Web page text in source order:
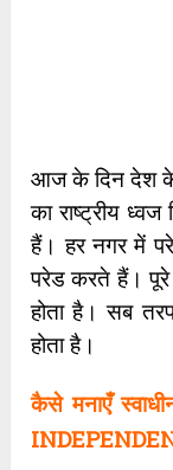
आज के दिन देश के
का राष्ट्रीय
हैं। हर नगर में
परेड करते हैं। पूरे
होता है। सब
होता है।
कैसेमनाएँ